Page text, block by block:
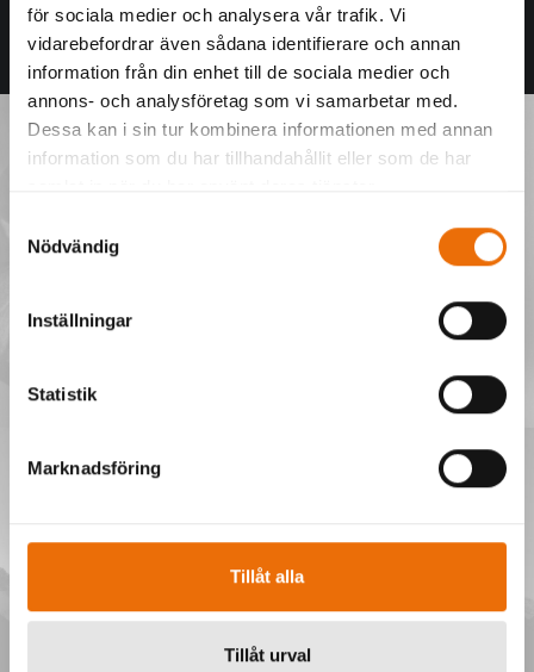
för sociala medier och analysera vår trafik. Vi
vidarebefordrar även sådana identifierare och annan
information från din enhet till de sociala medier och
annons- och analysföretag som vi samarbetar med.
Dessa kan i sin tur kombinera informationen med annan
information som du har tillhandahållit eller som de har
Nödvändig
Inställningar
Statistik
Marknadsföring
Tillåt alla
Tillåt urval